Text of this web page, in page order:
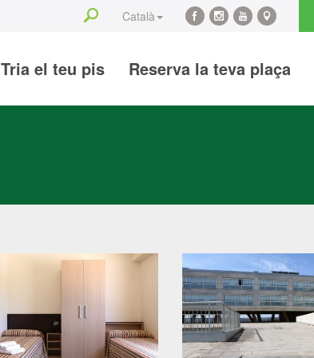
FacebookInstagram
YouTubeMaps
Català
Search
Tria el teu pis Reserva la teva plaça